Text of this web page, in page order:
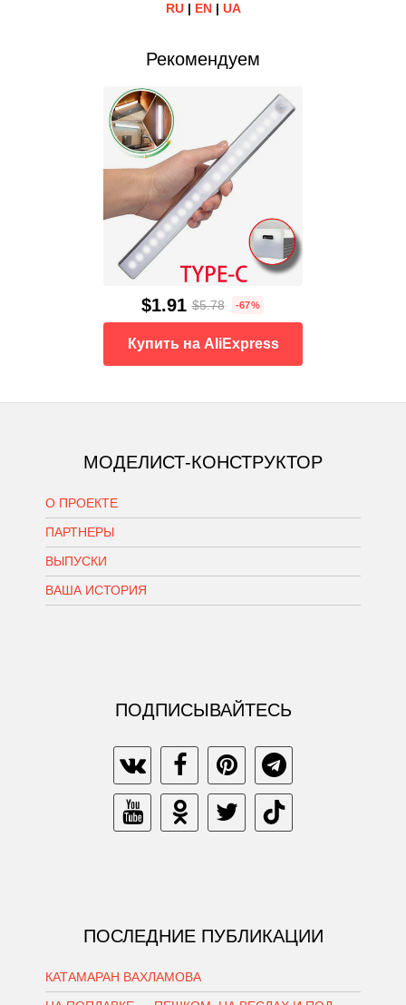
RU| EN| UA
Рекомендуем
$1.91 $5.78 -67%
Купить на AliExpress
МОДЕЛИСТ-КОНСТРУКТОР
О ПРОЕКТЕ
ПАРТНЕРЫ
ВЫПУСКИ
ВАША ИСТОРИЯ
ПОДПИСЫВАЙТЕСЬ
ПОСЛЕДНИЕ ПУБЛИКАЦИИ
КАТАМАРАН ВАХЛАМОВА